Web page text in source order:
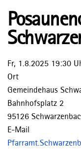
Fr, 1.8.2025 19:30
Ort
Gemeindehaus
Bahnhofsplatz 2
95126
E-Mail